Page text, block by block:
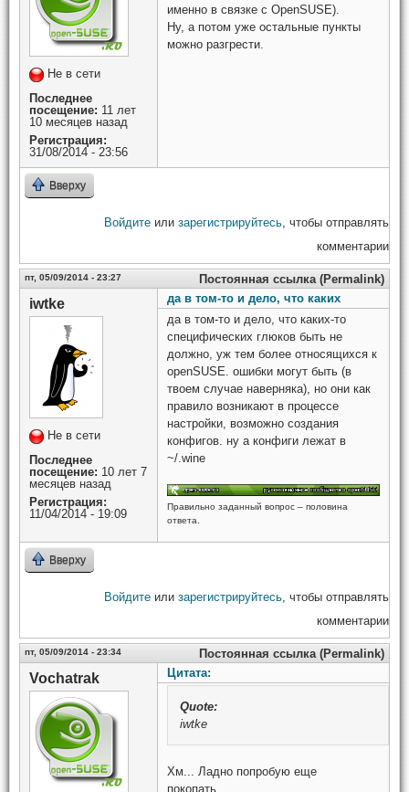
Не в сети
Последнее
посещение: 11 лет
10 месяцев назад
Регистрация:
31/08/2014 - 23:56
именно в связке с OpenSUSE).
Ну, а потом уже остальные пункты
можно разгрести.
Вверху
Войдите или зарегистрируйтесь , чтобы отправлять
комментарии
пт, 05/09/2014 - 23:27 Постоянная ссылка (Permalink)
iwtke
Не в сети
Последнее
посещение: 10 лет 7
месяцев назад
Регистрация:
11/04/2014 - 19:09
да в том-то и дело, что каких
да в том-то и дело, что каких-то
специфических глюков быть не
должно, уж тем более относящихся к
openSUSE. ошибки могут быть (в
твоем случае наверняка), но они как
правило возникают в процессе
настройки, возможно создания
конфигов. ну а конфиги лежат в
~/.wine
Правильно заданный вопрос – половина
ответа.
Вверху
Войдите или зарегистрируйтесь , чтобы отправлять
комментарии
пт, 05/09/2014 - 23:34 Постоянная ссылка (Permalink)
Vochatrak Цитата:
Quote:
iwtke
Хм... Ладно попробую еще
покопать...